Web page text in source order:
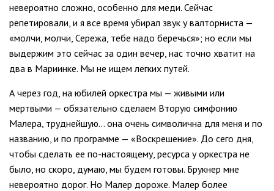
невероятно сложно, особенно для меди. Сейчас
репетировали, и я все время убирал звук у валторниста —
«молчи, молчи, Сережа, тебе надо беречься»; но если мы
выдержим это сейчас за один вечер, нас точно хватит на
два в Мариинке. Мы не ищем легких путей.
А через год, на юбилей оркестра мы — живыми или
мертвыми — обязательно сделаем Вторую симфонию
Малера, труднейшую... она очень символична для меня и по
названию, и по программе — «Воскрешение». До сего дня,
чтобы сделать ее по-настоящему, ресурса у оркестра не
было, но скоро, думаю, мы будем готовы. Брукнер мне
невероятно дорог. Но Малер дороже. Малер более